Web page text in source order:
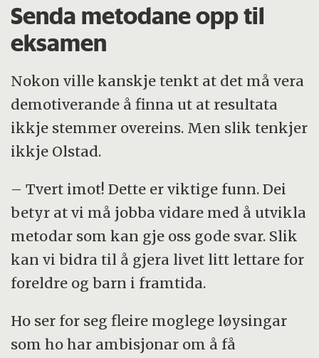
Senda metodane opp til
eksamen
Nokon ville kanskje tenkt at det må vera
demotiverande å finna ut at resultata
ikkje stemmer overeins. Men slik tenkjer
ikkje Olstad.
– Tvert imot! Dette er viktige funn. Dei
betyr at vi må jobba vidare med å utvikla
metodar som kan gje oss gode svar. Slik
kan vi bidra til å gjera livet litt lettare for
foreldre og barn i framtida.
Ho ser for seg fleire moglege løysingar
som ho har ambisjonar om å få